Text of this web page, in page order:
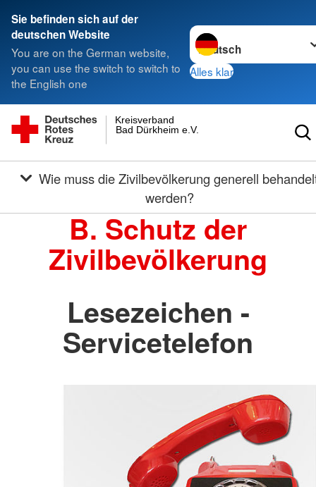
Sie befinden sich auf der
deutschen Website
You are on the German website,
you can use the switch to switch to
the English one
Sprache wechseln zu
Alles klar
Bad Dürkheim e.V.
Kreisverband
Wie muss die Zivilbevölkerung generell behandelt
werden?
B. Schutz der
Zivilbevölkerung
Lesezeichen -
Servicetelefon